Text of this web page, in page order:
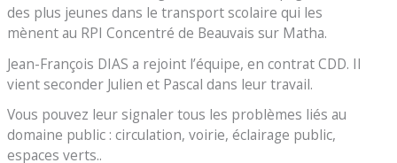
des plus jeunes dans le transport scolaire qui les
mènent au RPI Concentré de Beauvais sur Matha.
Jean-François DIAS a rejoint l’équipe, en contrat CDD. Il
vient seconder Julien et Pascal dans leur travail.
Vous pouvez leur signaler tous les problèmes liés au
domaine public : circulation, voirie, éclairage public,
espaces verts..